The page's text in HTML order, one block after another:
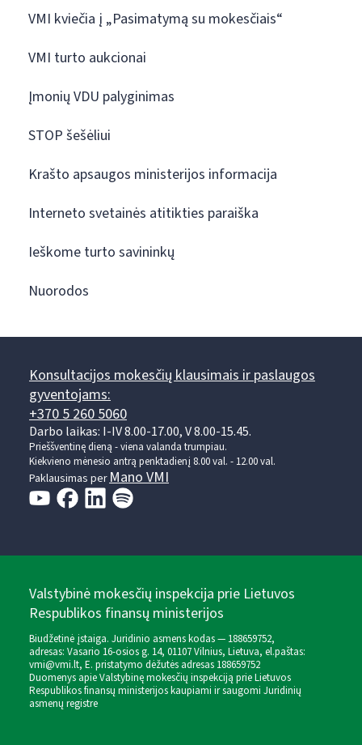
VMI kviečia į „Pasimatymą su mokesčiais“
VMI turto aukcionai
Įmonių VDU palyginimas
STOP šešėliui
Krašto apsaugos ministerijos informacija
Interneto svetainės atitikties paraiška
Ieškome turto savininkų
Nuorodos
Konsultacijos mokesčių klausimais ir paslaugos
gyventojams:
+370 5 260 5060
Darbo laikas: I-IV 8.00-17.00, V 8.00-15.45.
Prieššventinę dieną - viena valanda trumpiau.
Kiekvieno mėnesio antrą penktadienį 8.00 val. - 12.00 val.
Paklausimas perMano VMI
Valstybinė mokesčių inspekcija prie Lietuvos
Respublikos finansų ministerijos
Biudžetinė įstaiga. Juridinio asmens kodas — 188659752,
adresas: Vasario 16-osios g. 14, 01107 Vilnius, Lietuva, el.paštas:
vmi@vmi.lt, E. pristatymo dėžutės adresas 188659752
Duomenys apie Valstybinę mokesčių inspekciją prie Lietuvos
Respublikos finansų ministerijos kaupiami ir saugomi Juridinių
asmenų registre